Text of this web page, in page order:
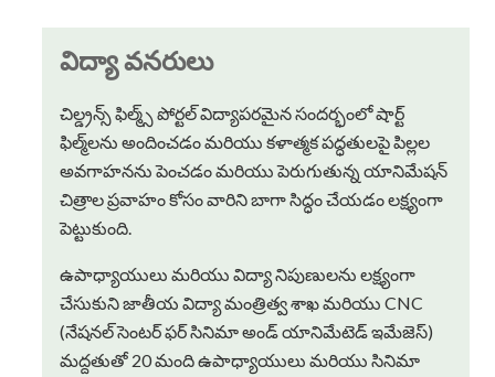
విద్యా వనరులు
చిల్డ్రన్స్ ఫిల్మ్స్ పోర్టల్ విద్యాపరమైన సందర్భంలో షార్ట్
ఫిల్మ్‌లను అందించడం మరియు కళాత్మక పద్ధతులపై పిల్లల
అవగాహనను పెంచడం మరియు పెరుగుతున్న యానిమేషన్
చిత్రాల ప్రవాహం కోసం వారిని బాగా సిద్ధం చేయడం లక్ష్యంగా
పెట్టుకుంది.
ఉపాధ్యాయులు మరియు విద్యా నిపుణులను లక్ష్యంగా
చేసుకుని జాతీయ విద్యా మంత్రిత్వ శాఖ మరియు CNC
(నేషనల్ సెంటర్ ఫర్ సినిమా అండ్ యానిమేటెడ్ ఇమేజెస్)
మద్దతుతో 20 మంది ఉపాధ్యాయులు మరియు సినిమా